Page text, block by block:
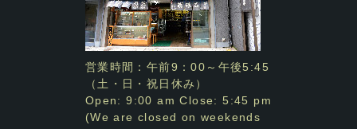
営業時間：午前9：00～午後5:45
（土・日・祝日休み）
Open: 9:00 am Close: 5:45 pm
(We are closed on weekends